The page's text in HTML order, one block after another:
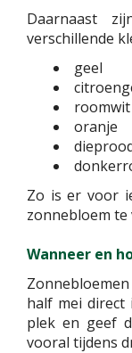
Daarnaast
verschillende
geel
roomwit
oranje
Zo is er voor
zonnebloem te
Wanneer en
half mei direct
plek en geef
vooral tijdens